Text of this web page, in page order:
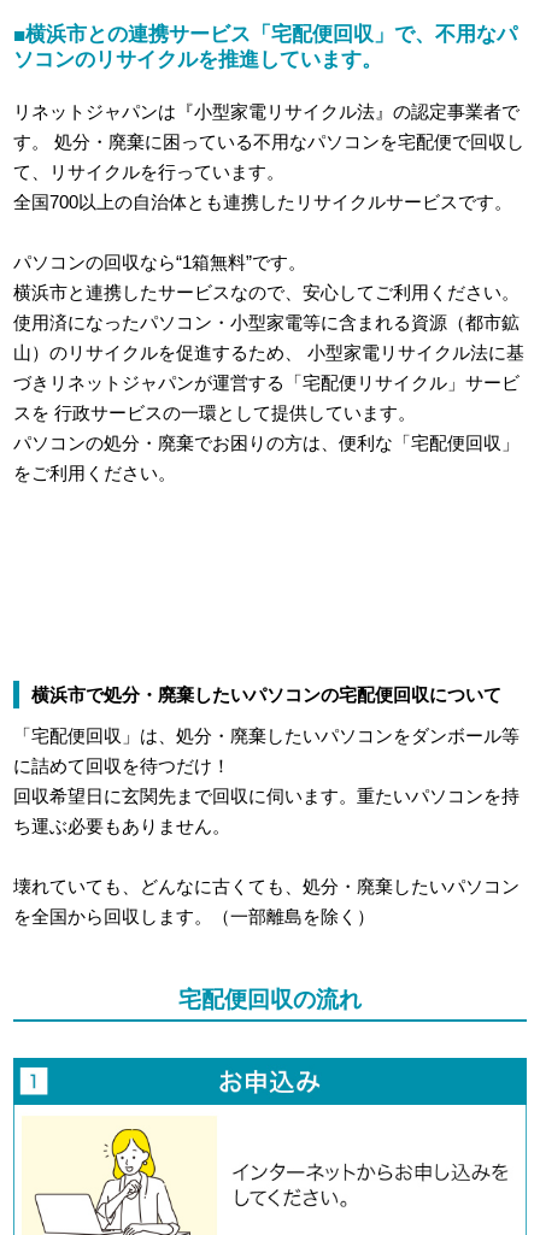
■横浜市との連携サービス「宅配便回収」で、不用なパ
ソコンのリサイクルを推進しています。
リネットジャパンは『小型家電リサイクル法』の認定事業者で
す。
処分・廃棄に困っている不用なパソコンを宅配便で回収し
て、リサイクルを行っています。
全国700以上の自治体とも連携したリサイクルサービスです。
パソコンの回収なら“1箱無料”です。
横浜市と連携したサービスなので、安心してご利用ください。
使用済になったパソコン・小型家電等に含まれる資源（都市鉱
山）のリサイクルを促進するため、
小型家電リサイクル法に基
づきリネットジャパンが運営する「宅配便リサイクル」サービ
スを 行政サービスの一環として提供しています。
パソコンの処分・廃棄でお困りの方は、便利な「宅配便回収」
をご利用ください。
横浜市で処分・廃棄したいパソコンの宅配便回収について
「宅配便回収」は、処分・廃棄したいパソコンをダンボール等
に詰めて回収を待つだけ！
回収希望日に玄関先まで回収に伺います。重たいパソコンを持
ち運ぶ必要もありません。
壊れていても、どんなに古くても、処分・廃棄したいパソコン
を全国から回収します。（一部離島を除く）
宅配便回収の流れ